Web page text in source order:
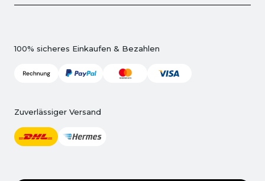
100% sicheres Einkaufen & Bezahlen
Zuverlässiger Versand